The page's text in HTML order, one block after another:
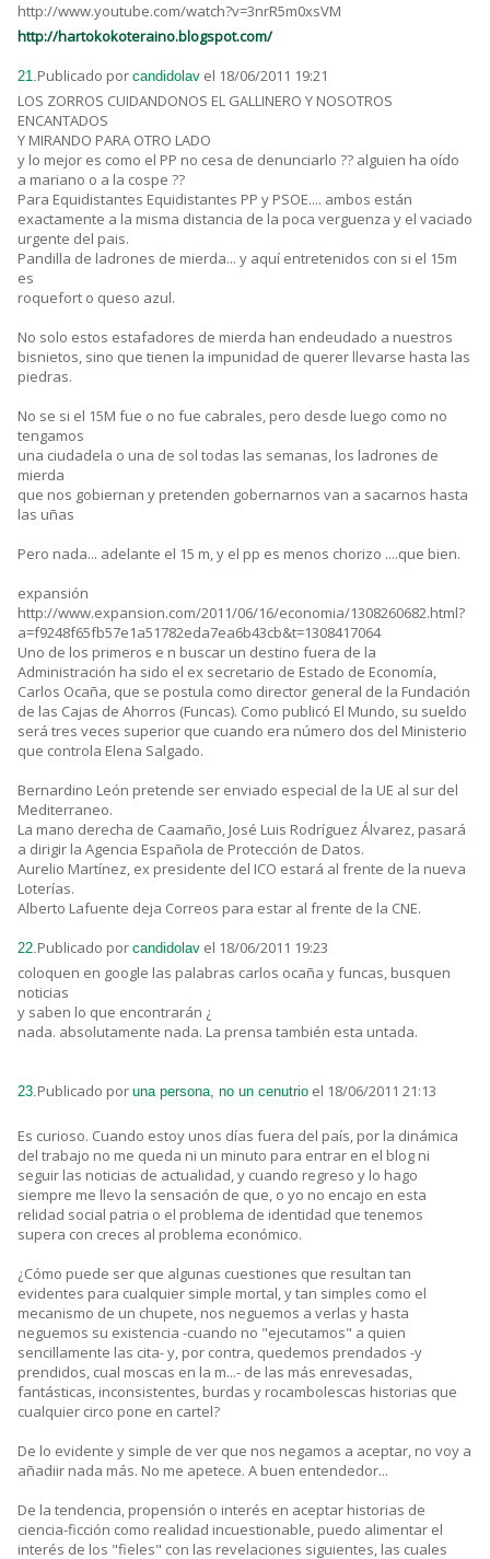
http://www.youtube.com/watch?v=3nrR5m0xsVM
http://hartokokoteraino.blogspot.com/
21.Publicado por candidolav el 18/06/2011 19:21
LOS ZORROS CUIDANDONOS EL GALLINERO Y NOSOTROS
ENCANTADOS
Y MIRANDO PARA OTRO LADO
y lo mejor es como el PP no cesa de denunciarlo ?? alguien ha oído
a mariano o a la cospe ??
Para Equidistantes Equidistantes PP y PSOE.... ambos están
exactamente a la misma distancia de la poca verguenza y el vaciado
urgente del pais.
Pandilla de ladrones de mierda... y aquí entretenidos con si el 15m
es
roquefort o queso azul.
No solo estos estafadores de mierda han endeudado a nuestros
bisnietos, sino que tienen la impunidad de querer llevarse hasta las
piedras.
No se si el 15M fue o no fue cabrales, pero desde luego como no
tengamos
una ciudadela o una de sol todas las semanas, los ladrones de
mierda
que nos gobiernan y pretenden gobernarnos van a sacarnos hasta
las uñas
Pero nada... adelante el 15 m, y el pp es menos chorizo ....que bien.
expansión
http://www.expansion.com/2011/06/16/economia/1308260682.html?
a=f9248f65fb57e1a51782eda7ea6b43cb&t=1308417064
Uno de los primeros e n buscar un destino fuera de la
Administración ha sido el ex secretario de Estado de Economía,
Carlos Ocaña, que se postula como director general de la Fundación
de las Cajas de Ahorros (Funcas). Como publicó El Mundo, su sueldo
será tres veces superior que cuando era número dos del Ministerio
que controla Elena Salgado.
Bernardino León pretende ser enviado especial de la UE al sur del
Mediterraneo.
La mano derecha de Caamaño, José Luis Rodríguez Álvarez, pasará
a dirigir la Agencia Española de Protección de Datos.
Aurelio Martínez, ex presidente del ICO estará al frente de la nueva
Loterías.
Alberto Lafuente deja Correos para estar al frente de la CNE.
22.Publicado por candidolav el 18/06/2011 19:23
coloquen en google las palabras carlos ocaña y funcas, busquen
noticias
y saben lo que encontrarán ¿
nada. absolutamente nada. La prensa también esta untada.
23.Publicado por una persona, no un cenutrio el 18/06/2011 21:13
Es curioso. Cuando estoy unos días fuera del país, por la dinámica
del trabajo no me queda ni un minuto para entrar en el blog ni
seguir las noticias de actualidad, y cuando regreso y lo hago
siempre me llevo la sensación de que, o yo no encajo en esta
relidad social patria o el problema de identidad que tenemos
supera con creces al problema económico.
¿Cómo puede ser que algunas cuestiones que resultan tan
evidentes para cualquier simple mortal, y tan simples como el
mecanismo de un chupete, nos neguemos a verlas y hasta
neguemos su existencia -cuando no "ejecutamos" a quien
sencillamente las cita- y, por contra, quedemos prendados -y
prendidos, cual moscas en la m...- de las más enrevesadas,
fantásticas, inconsistentes, burdas y rocambolescas historias que
cualquier circo pone en cartel?
De lo evidente y simple de ver que nos negamos a aceptar, no voy a
añadiir nada más. No me apetece. A buen entendedor...
De la tendencia, propensión o interés en aceptar historias de
ciencia-ficción como realidad incuestionable, puedo alimentar el
interés de los "fieles" con las revelaciones siguientes, las cuales